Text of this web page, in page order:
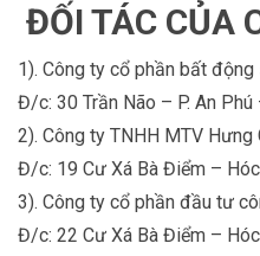
ĐỐI TÁC CỦA
1). Công ty cổ phần bất
Đ/c: 30 Trần Não – P. An Phú
2). Công ty TNHH MTV Hưng
Đ/c: 19 Cư Xá Bà Điểm –
3). Công ty cổ phần đầu tư
Đ/c: 22 Cư Xá Bà Điểm –